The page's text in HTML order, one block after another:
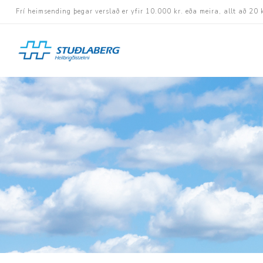
Frí heimsending þegar verslað er yfir 10.000 kr. eða meira, allt að 20
Hjólastólar
Aukabúnaður
Aflbúnaður og
Fastramma
Rafknúnir hjólastólar
Rafskutlur
Krossramma